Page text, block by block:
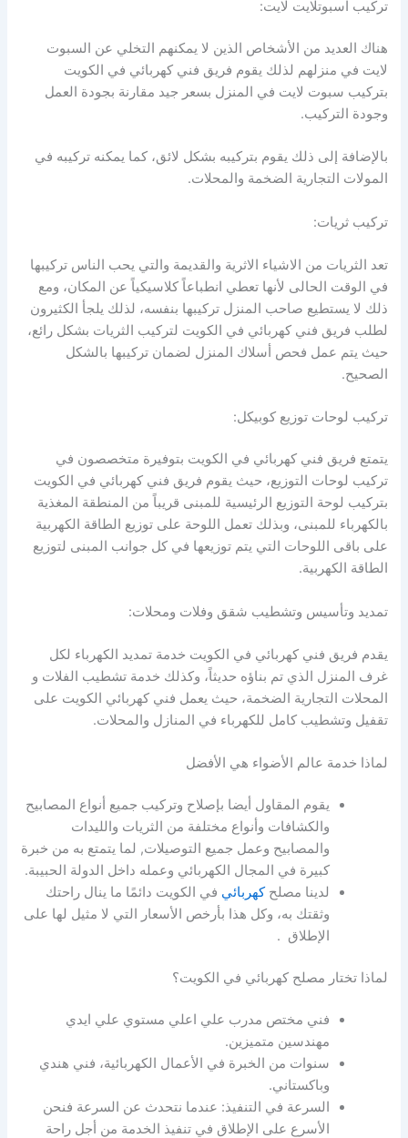
تركيب اسبوتلايت لايت:
هناك العديد من الأشخاص الذين لا يمكنهم التخلي عن السبوت
لايت في منزلهم لذلك يقوم فريق فني كهربائي في الكويت
بتركيب سبوت لايت في المنزل بسعر جيد مقارنة بجودة العمل
وجودة التركيب.
بالإضافة إلى ذلك يقوم بتركيبه بشكل لائق، كما يمكنه تركيبه في
المولات التجارية الضخمة والمحلات.
تركيب ثريات:
تعد الثريات من الاشياء الاثرية والقديمة والتي يحب الناس تركيبها
في الوقت الحالى لأنها تعطي انطباعاً كلاسيكياً عن المكان، ومع
ذلك لا يستطيع صاحب المنزل تركيبها بنفسه، لذلك يلجأ الكثيرون
لطلب فريق فني كهربائي في الكويت لتركيب الثريات بشكل رائع،
حيث يتم عمل فحص أسلاك المنزل لضمان تركيبها بالشكل
الصحيح.
تركيب لوحات توزيع كوبيكل:
يتمتع فريق فني كهربائي في الكويت بتوفيرة متخصصون في
تركيب لوحات التوزيع، حيث يقوم فريق فني كهربائي في الكويت
بتركيب لوحة التوزيع الرئيسية للمبنى قريباً من المنطقة المغذية
بالكهرباء للمبنى، وبذلك تعمل اللوحة على توزيع الطاقة الكهربية
على باقى اللوحات التي يتم توزيعها في كل جوانب المبنى لتوزيع
الطاقة الكهربية.
تمديد وتأسيس وتشطيب شقق وفلات ومحلات:
يقدم فريق فني كهربائي في الكويت خدمة تمديد الكهرباء لكل
غرف المنزل الذي تم بناؤه حديثاً، وكذلك خدمة تشطيب الفلات و
المحلات التجارية الضخمة، حيث يعمل فني كهربائي الكويت على
تقفيل وتشطيب كامل للكهرباء في المنازل والمحلات.
لماذا خدمة عالم الأضواء هي الأفضل
يقوم المقاول أيضا بإصلاح وتركيب جميع أنواع المصابيح
والكشافات وأنواع مختلفة من الثريات والليدات
والمصابيح وعمل جميع التوصيلات, لما يتمتع به من خبرة
كبيرة في المجال الكهربائي وعمله داخل الدولة الحبيبة.
لدينا مصلحكهربائي في الكويت دائمًا ما ينال راحتك
وثقتك به، وكل هذا بأرخص الأسعار التي لا مثيل لها على
الإطلاق .
لماذا تختار مصلح كهربائي في الكويت؟
فني مختص مدرب علي اعلي مستوي علي ايدي
مهندسين متميزين.
سنوات من الخبرة في الأعمال الكهربائية، فني هندي
وباكستاني.
السرعة في التنفيذ: عندما نتحدث عن السرعة فنحن
الأسرع على الإطلاق في تنفيذ الخدمة من أجل راحة